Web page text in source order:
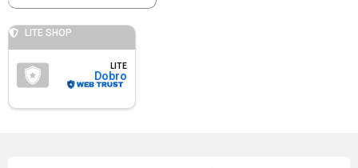
LITE SHOP
LITE
Dobro